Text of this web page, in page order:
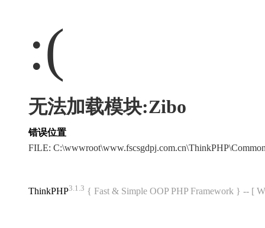
:(
无法加载模块:Zibo
错误位置
FILE:
ThinkPHP3.1.3 { Fast & Simple OOP PHP Framework } -- [